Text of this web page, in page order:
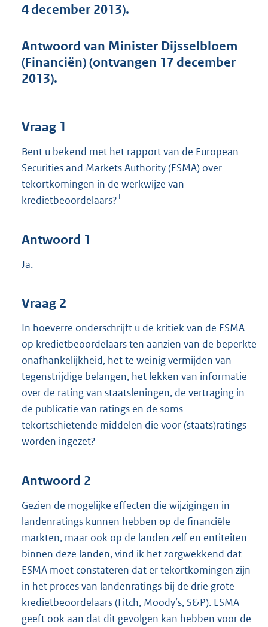
o
t
e
4 december 2013).
Antwoord van Minister Dijsselbloem
(Financiën) (ontvangen 17 december
2013).
Vraag 1
Bent u bekend met het rapport van de European
Securities and Markets Authority (ESMA) over
tekortkomingen in de werkwijze van
kredietbeoordelaars?1
Antwoord 1
Ja.
Vraag 2
In hoeverre onderschrijft u de kritiek van de ESMA
op kredietbeoordelaars ten aanzien van de beperkte
onafhankelijkheid, het te weinig vermijden van
tegenstrijdige belangen, het lekken van informatie
over de rating van staatsleningen, de vertraging in
de publicatie van ratings en de soms
tekortschietende middelen die voor (staats)ratings
worden ingezet?
Antwoord 2
Gezien de mogelijke effecten die wijzigingen in
landenratings kunnen hebben op de financiële
markten, maar ook op de landen zelf en entiteiten
binnen deze landen, vind ik het zorgwekkend dat
ESMA moet constateren dat er tekortkomingen zijn
in het proces van landenratings bij de drie grote
kredietbeoordelaars (Fitch, Moody’s, S&P). ESMA
geeft ook aan dat dit gevolgen kan hebben voor de